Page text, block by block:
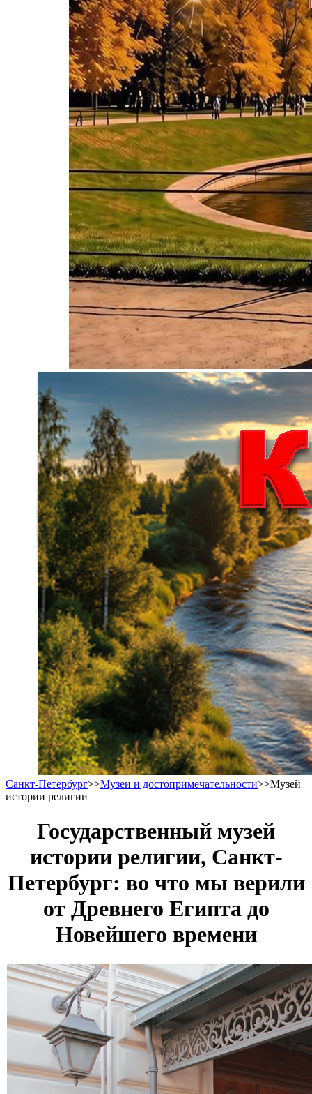
Санкт-Петербург>>Музеи и достопримечательности>>Музей
истории религии
Государственный музей
истории религии, Санкт-
Петербург: во что мы верили
от Древнего Египта до
Новейшего времени